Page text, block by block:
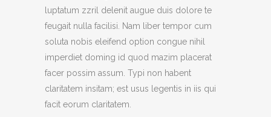
luptatum zzril delenit augue duis dolore te
feugait nulla facilisi. Nam liber tempor cum
soluta nobis eleifend option congue nihil
imperdiet doming id quod mazim placerat
facer possim assum. Typi non habent
claritatem insitam; est usus legentis in iis qui
facit eorum claritatem.